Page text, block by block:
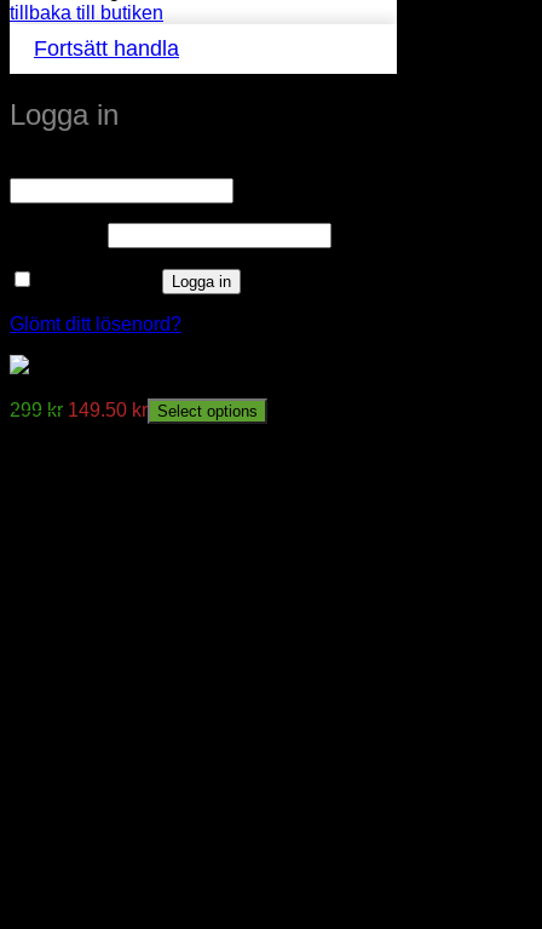
tillbaka till butiken
Fortsätt handla
Logga in
Logga in
Glömt ditt lösenord?
299 kr 149.50 kr Select options